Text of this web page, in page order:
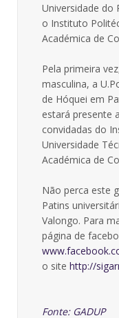
Universidade do
o Instituto
Académica de
Pela primeira
masculina, a
de Hóquei em
estará presente
convidadas do
Universidade
Académica de
Não perca este
Patins
Valongo. Para
página de
o site http://
Fonte: GADUP